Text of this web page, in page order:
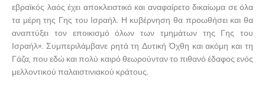
εβραϊκός λαός έχει αποκλειστικό και αναφαίρετο δικαίωμα σε όλα
τα μέρη της Γης του Ισραήλ. Η κυβέρνηση θα προωθήσει και θα
αναπτύξει τον εποικισμό όλων των τμημάτων της Γης του
Ισραήλ». Συμπεριλάμβανε ρητά τη Δυτική Όχθη και ακόμη και τη
Γάζα, που εδώ και πολύ καιρό θεωρούνταν το πιθανό έδαφος ενός
μελλοντικού παλαιστινιακού κράτους.